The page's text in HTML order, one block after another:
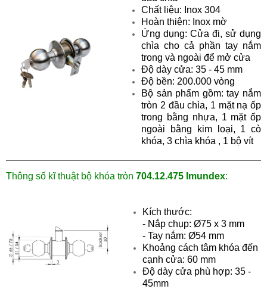
Chất liệu: Inox 304
Hoàn thiện: Inox mờ
Ứng dụng: Cửa đi, sử dụng
chìa cho cả phần tay nắm
trong và ngoài để mở cửa
Độ dày cửa: 35 - 45 mm
Độ bền: 200.000 vòng
Bộ sản phẩm gồm: tay nắm
tròn 2 đầu chìa, 1 mặt nạ ốp
trong bằng nhựa, 1 mặt ốp
ngoài bằng kim loại, 1 cò
khóa, 3 chìa khóa , 1 bộ vít
Thông số kĩ thuật bộ khóa tròn 704.12.475 Imundex:
Kích thước:
- Nắp chụp: Ø75 x 3 mm
- Tay nắm:Ø54 mm
Khoảng cách tâm khóa đến
cạnh cửa: 60 mm
Độ dày cửa phù hợp: 35 -
45mm